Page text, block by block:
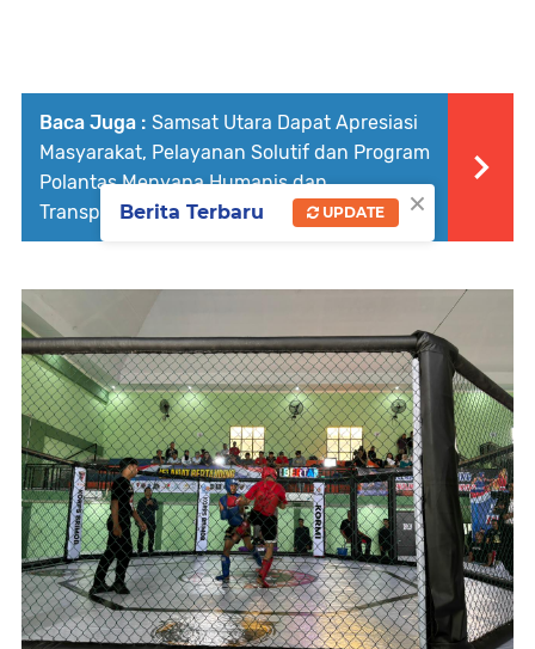
Baca Juga : Samsat Utara Dapat Apresiasi
Masyarakat, Pelayanan Solutif dan Program
Polantas Menyapa Humanis dan
Transparan Surabaya
×
Berita Terbaru UPDATE